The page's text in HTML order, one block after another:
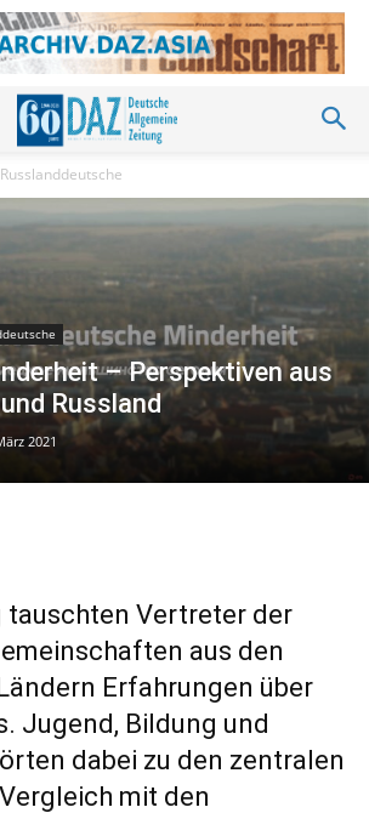
Russlanddeutsche
– Perspektiven aus
Russland
2021
tauschten Vertreter der
aus den
Erfahrungen über
Jugend, Bildung und
dabei zu den zentralen
mit den